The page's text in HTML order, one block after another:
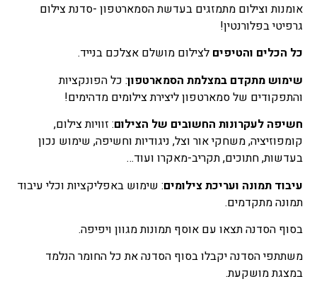
אומנות וצילום מתמזגים בעדשת הסמארטפון -סדנת צילום
גרפיטי בפלורנטין!
כל הכלים והטיפים לצילום מושלם אצלכם בנייד.
שימוש מתקדם במצלמת הסמארטפון: כל הפונקציות
והתפקודים של סמארטפון ליצירת צילומים מדהימים!
חשיפה לעקרונות החשובים של הצילום: זוויות צילום,
קומפוזיציה, משחקי אור וצל, ניגודיות וחשיפה, שימוש נכון
בעדשות, חתוכים, תקריב-מאקרו ועוד…
עיבוד תמונה ועריכת צילומים: שימוש באפליקציות וכלי עיבוד
תמונה מתקדמים.
בסוף הסדנה תצאו עם אוסף תמונות מגוון ויפיפה.
משתתפי הסדנה יקבלו בסוף הסדנה את כל החומר הנלמד
במצגת מושקעת.